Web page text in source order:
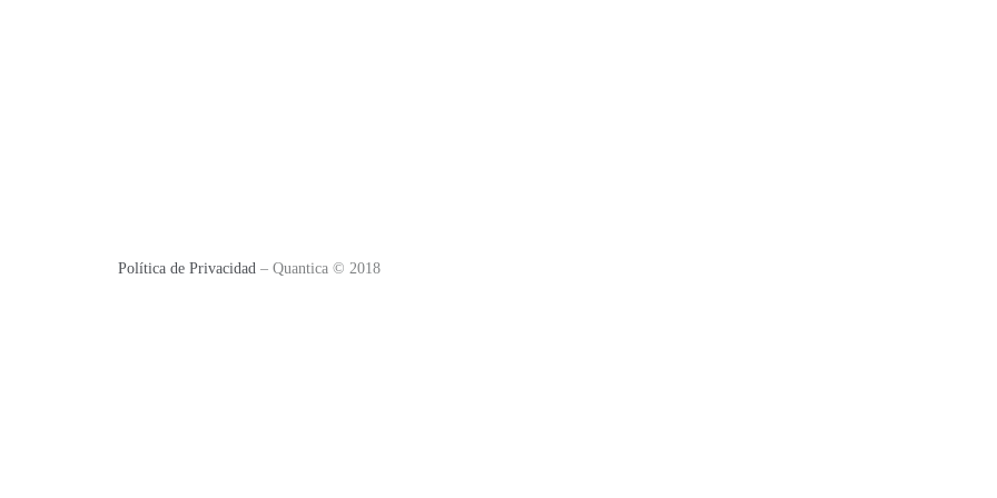
Política de Privacidad – Quantica © 2018